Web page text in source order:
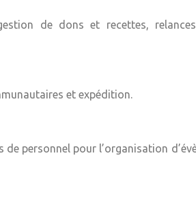
de dons et recettes,
et expédition.
personnel pour l’organisation